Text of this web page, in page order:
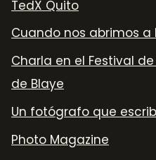
TedX Quito
Cuando nos abrimos a
Charla en el Festival
de Blaye
Un fotógrafo que
Photo Magazine